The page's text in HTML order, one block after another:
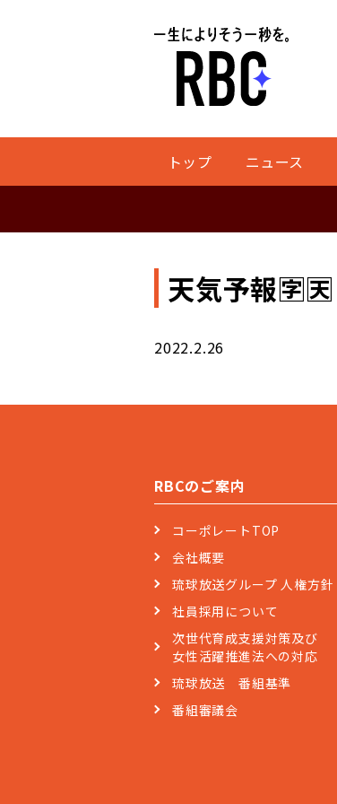
トップ ニュース
天気予報🈑🈗
2022.2.26
RBCのご案内
コーポレートTOP
会社概要
琉球放送グループ 人権方針
社員採用について
次世代育成支援対策及び
女性活躍推進法への対応
琉球放送 番組基準
番組審議会